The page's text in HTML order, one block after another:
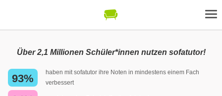
Über 2,1 Millionen Schüler*innen nutzen sofatutor!
93%
haben mit sofatutor ihre Noten in mindestens einem Fach
verbessert